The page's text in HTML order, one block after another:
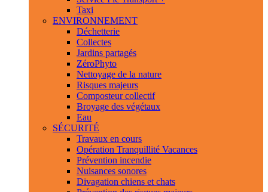
Taxi
ENVIRONNEMENT
Déchetterie
Collectes
Jardins partagés
ZéroPhyto
Nettoyage de la nature
Risques majeurs
Composteur collectif
Broyage des végétaux
Eau
SÉCURITÉ
Travaux en cours
Opération Tranquillité Vacances
Prévention incendie
Nuisances sonores
Divagation chiens et chats